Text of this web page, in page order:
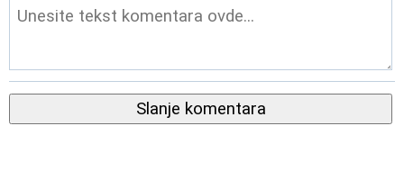
Slanje komentara